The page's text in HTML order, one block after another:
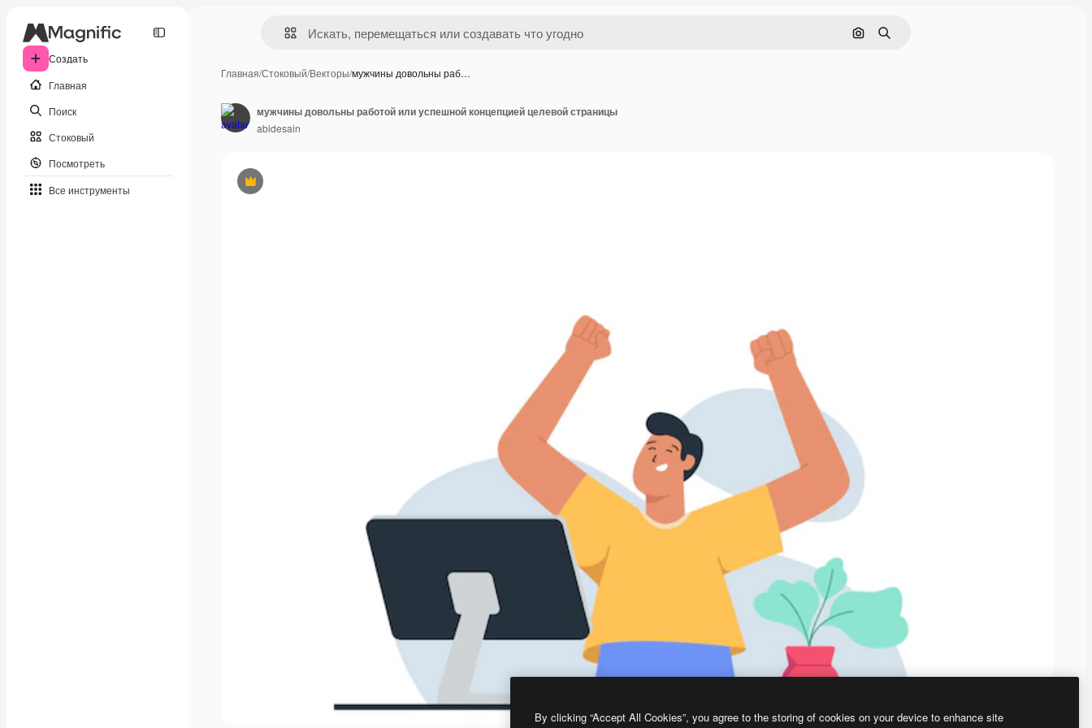
Создать
Главная
Поиск
Стоковый
Посмотреть
Все инструменты
Поиск по изображению
Поиск
Главная/Стоковый/Векторы/мужчины довольны раб…
Премиум
мужчины довольны работой или успешной концепцией целевой страницы
abidesain
By clicking “Accept All Cookies”, you agree to the storing of cookies on your device to enhance site